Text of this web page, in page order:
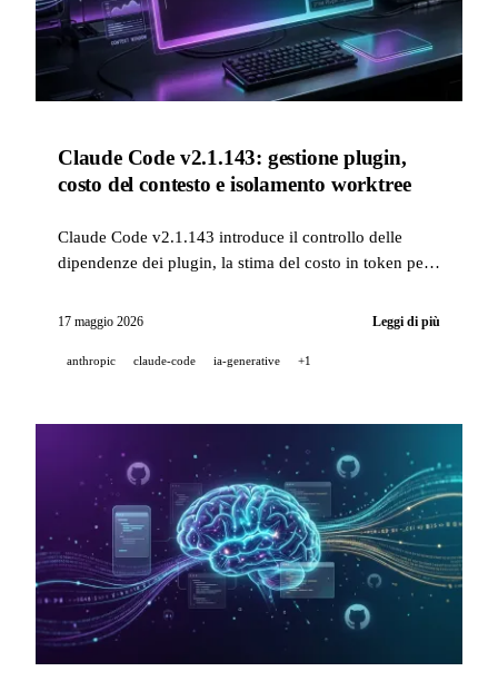
Claude Code v2.1.143: gestione plugin,
costo del contesto e isolamento worktree
Claude Code v2.1.143 introduce il controllo delle
dipendenze dei plugin, la stima del costo in token per
sessioni in background. Nel frattempo, Kling AI si
17 maggio 2026 Leggi di più
anthropic claude-code ia-generative +1